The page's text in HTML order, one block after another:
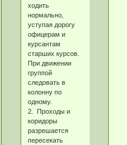
ходить
нормально,
уступая дорогу
офицерам и
курсантам
старших курсов.
При движении
группой
следовать в
колонну по
одному.
2. Проходы и
коридоры
разрешается
пересекать